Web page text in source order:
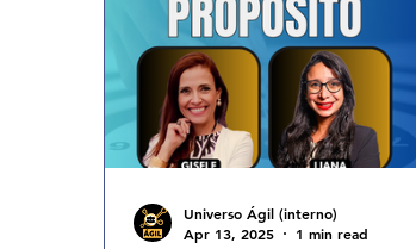
Universo Ágil (interno)
Apr 13, 2025
1 min read